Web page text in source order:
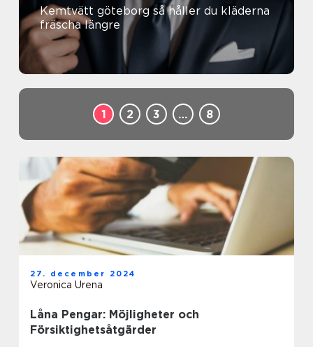
Kemtvätt göteborg så håller du kläderna
fräscha längre
1 2 3 … 8
Låna Pengar: Möjligheter och
Försiktighetsåtgärder
27. december 2024
Veronica Urena